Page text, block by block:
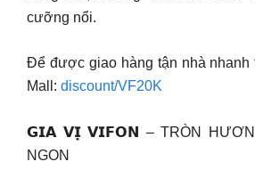
cưỡng nổi.
Để được giao hàng tận nhà nhanh
Mall: discount/VF20K
𝗚𝗜𝗔 𝗩𝗜̣ 𝗩𝗜𝗙𝗢𝗡 – TRÒN
NGON